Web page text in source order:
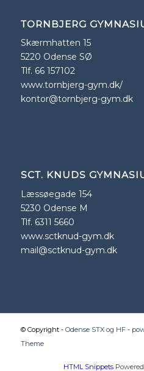
TORNBJERG
Skærmhatten 15
5220 Odense SØ
Tlf. 66 157102
www.tornbjerg-gym.dk/
kontor@tornbjerg-gym.dk
SCT. KNUDS
Læssøegade 154
5230 Odense M
Tlf. 6311 5660
www.sctknud-gym.dk
mail@sctknud-gym.dk
© Copyright - Odense STX og HF-
Theme
HTML Snippets